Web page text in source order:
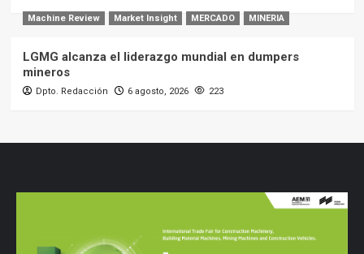
Machine Review Market Insight MERCADO MINERIA
LGMG alcanza el liderazgo mundial en dumpers
mineros
Dpto. Redacción 6 agosto, 2026 223